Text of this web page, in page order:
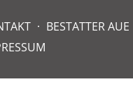
BESTATTER AUE